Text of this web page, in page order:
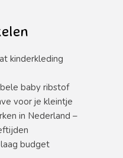
kinderkleding
baby ribstof
voor je kleintje
in Nederland –
budget